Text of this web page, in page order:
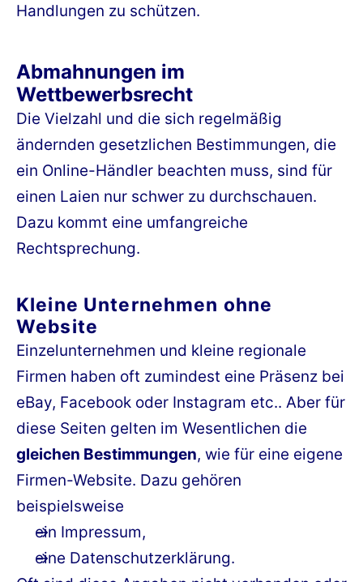
Handlungen zu schützen.
Abmahnungen im
Wettbewerbsrecht
Die Vielzahl und die sich regelmäßig
ändernden gesetzlichen Bestimmungen, die
ein Online-Händler beachten muss, sind für
einen Laien nur schwer zu durchschauen.
Dazu kommt eine umfangreiche
Rechtsprechung.
Kleine Unternehmen ohne
Website
Einzelunternehmen und kleine regionale
Firmen haben oft zumindest eine Präsenz bei
eBay, Facebook oder Instagram etc.. Aber für
diese Seiten gelten im Wesentlichen die
gleichen Bestimmungen, wie für eine eigene
Firmen-Website. Dazu gehören
beispielsweise
ein Impressum,
eine Datenschutzerklärung.